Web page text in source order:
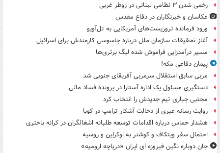
زخمی شدن ۳ نظامی لبنانی در زوطر غربی
عکاسان و خبرنگاران در دفاع مقدس
ورود فرمانده تروریست‌های آمریکایی به تل‌آویو
آغاز تحقیقات سازمان ملل درباره جاسوسی کارمندش برای اسرائیل
مسیر درآمدزایی فراموش شده لیگ برتری‌ها
پیمان دفاعی مکه!
مربی سابق استقلال سرمربی آفریقای جنوبی شد
دستگیری مسئول یک اداره آستارا در پرونده فساد مالی
مجتبی جباری تیم جدیدش را انتخاب کرد
روایت رسانه عبری از دخالت آشکار ترامپ در کوبا
هشدار حماس درباره اقدامات توسعه طلبانه اشغالگران در کرانه باختری
احتمال سفر ویتکاف و کوشنر به اوکراین و روسیه
جان دوباره نگین فیروزه ای ایران «دریاچه ارومیه»